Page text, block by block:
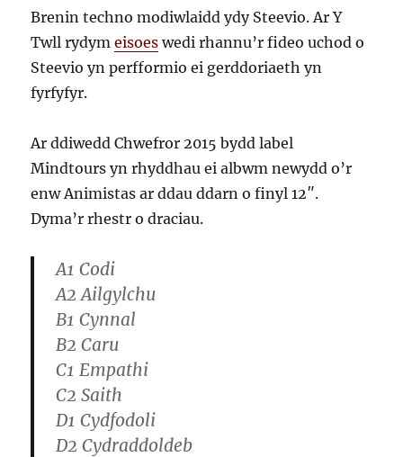
Brenin techno modiwlaidd ydy Steevio. Ar Y
Twll rydymeisoes wedi rhannu’r fideo uchod o
Steevio yn perfformio ei gerddoriaeth yn
fyrfyfyr.
Ar ddiwedd Chwefror 2015 bydd label
Mindtours yn rhyddhau ei albwm newydd o’r
enw Animistas ar ddau ddarn o finyl 12″.
Dyma’r rhestr o draciau.
A1 Codi
A2 Ailgylchu
B1 Cynnal
B2 Caru
C1 Empathi
C2 Saith
D1 Cydfodoli
D2 Cydraddoldeb